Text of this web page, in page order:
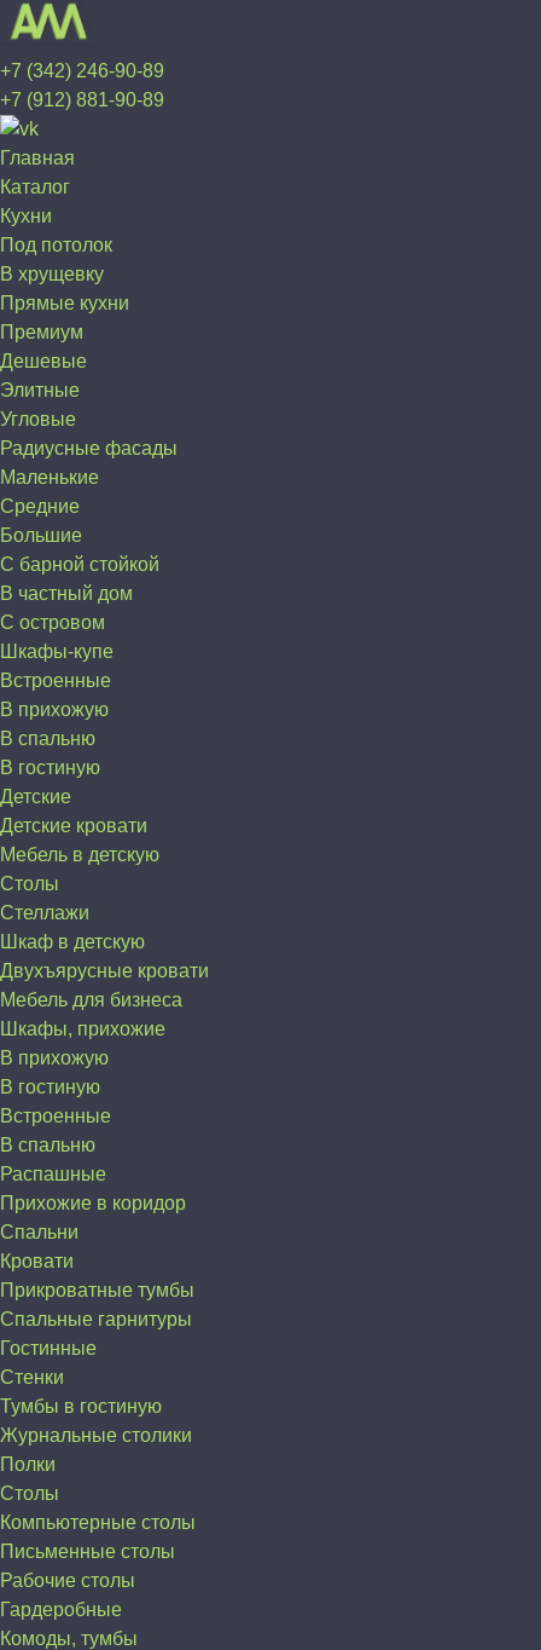
+7 (342) 246-90-89
+7 (912) 881-90-89
Главная
Каталог
Кухни
Под потолок
В хрущевку
Прямые кухни
Премиум
Дешевые
Элитные
Угловые
Радиусные фасады
Маленькие
Средние
Большие
С барной стойкой
В частный дом
C островом
Шкафы-купе
Встроенные
В прихожую
В спальню
В гостиную
Детские
Детские кровати
Мебель в детскую
Столы
Стеллажи
Шкаф в детскую
Двухъярусные кровати
Мебель для бизнеса
Шкафы, прихожие
В прихожую
В гостиную
Встроенные
В спальню
Распашные
Прихожие в коридор
Спальни
Кровати
Прикроватные тумбы
Спальные гарнитуры
Гостинные
Стенки
Тумбы в гостиную
Журнальные столики
Полки
Столы
Компьютерные столы
Письменные столы
Рабочие столы
Гардеробные
Комоды, тумбы